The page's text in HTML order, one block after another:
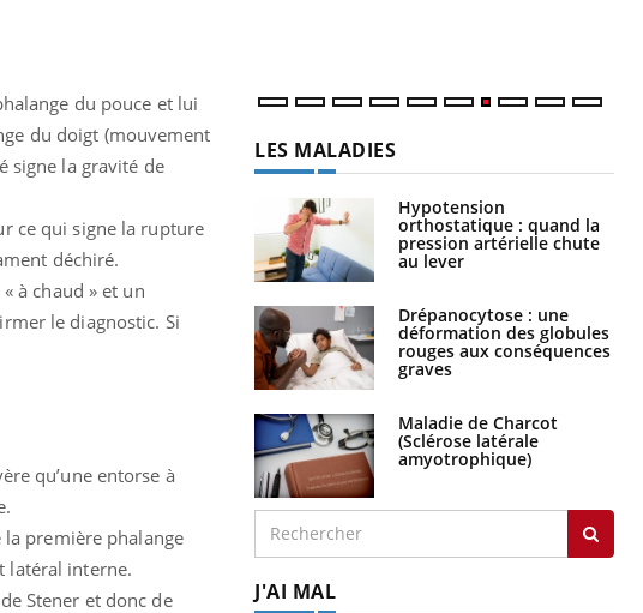
du pouce et lui
du doigt (mouvement
signe la gravité de
ce qui signe la rupture
déchiré.
à chaud » et un
le diagnostic. Si
qu’une entorse à
première phalange
latéral interne.
Stener et donc de
LES MALADIES
Hypotension
orthostatique : quand la
pression artérielle chute
au lever
Drépanocytose : une
déformation des globules
rouges aux conséquences
graves
Maladie de Charcot
(Sclérose latérale
amyotrophique)
J'AI MAL